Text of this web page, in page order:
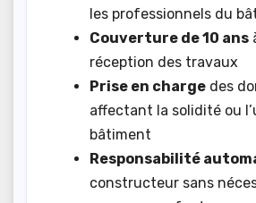
les professionnels du
Couverture de 10 ans
réception des travaux
Prise en charge des
affectant la solidité ou
bâtiment
Responsabilité
constructeur sans